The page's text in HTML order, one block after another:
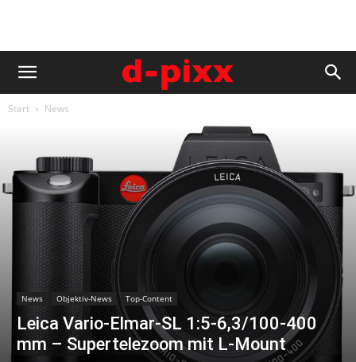
Start News
News Objektiv-News Top-Content
Leica Vario-Elmar-SL 1:5-6,3/100-400
mm – Supertelezoom mit L-Mount